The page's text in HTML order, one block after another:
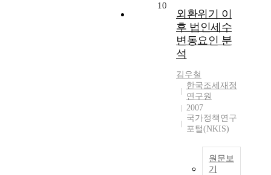
10
외환위기 이
후 법인세수
변동요인 분
석
김우철
한국조세재정
연구원
2007
국가정책연구
포털(NKIS)
원문보
기